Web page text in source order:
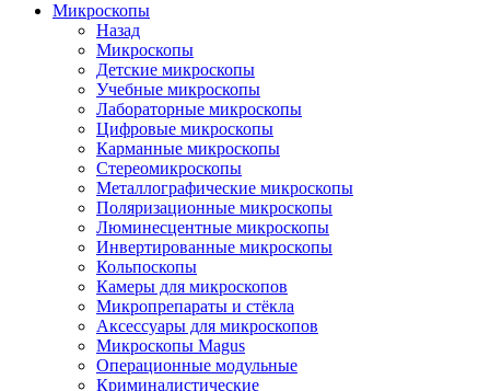
Микроскопы
Назад
Микроскопы
Детские микроскопы
Учебные микроскопы
Лабораторные микроскопы
Цифровые микроскопы
Карманные микроскопы
Стереомикроскопы
Металлографические микроскопы
Поляризационные микроскопы
Люминесцентные микроскопы
Инвертированные микроскопы
Кольпоскопы
Камеры для микроскопов
Микропрепараты и стёкла
Аксессуары для микроскопов
Микроскопы Magus
Операционные модульные
Криминалистические